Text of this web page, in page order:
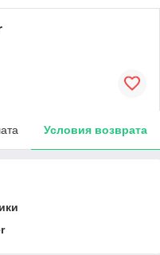
Условия возврата